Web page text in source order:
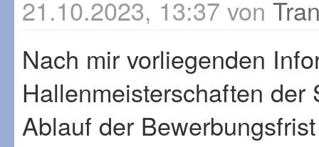
21.10.2023, 13:37 von
Nach mir vorliegenden
Hallenmeisterschaften
Ablauf der